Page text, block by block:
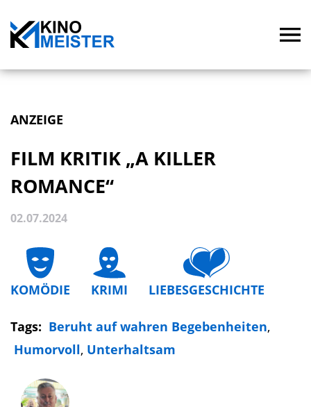
ANZEIGE
FILM KRITIK „A KILLER
ROMANCE“
02.07.2024
KOMÖDIE KRIMI LIEBESGESCHICHTE
Tags: Beruht auf wahren Begebenheiten,
Humorvoll, Unterhaltsam